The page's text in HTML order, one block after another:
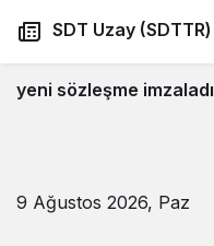
9 Ağustos 2026, Paz
SDT Uzay (SDTTR)
yeni sözleşme imzaladı